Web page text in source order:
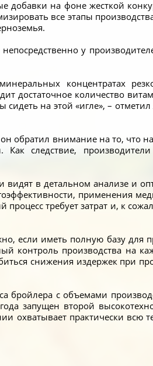
добавки на фоне жесткой
все этапы
у
концентратах
достаточное количество
на этой «игле», – отметил
обратил внимание на то, что
следствие,
видят в детальном анализе и
применения
процесс требует затрат и, к
если иметь полную базу для
контроль производства на
снижения издержек при
бройлера с объемами
запущен второй
охватывает практически всю